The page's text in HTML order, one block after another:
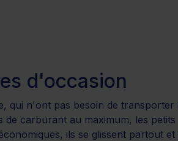
d'occasion
qui n'ont pas besoin de transporter
carburant au maximum, les petits
ils se glissent partout et